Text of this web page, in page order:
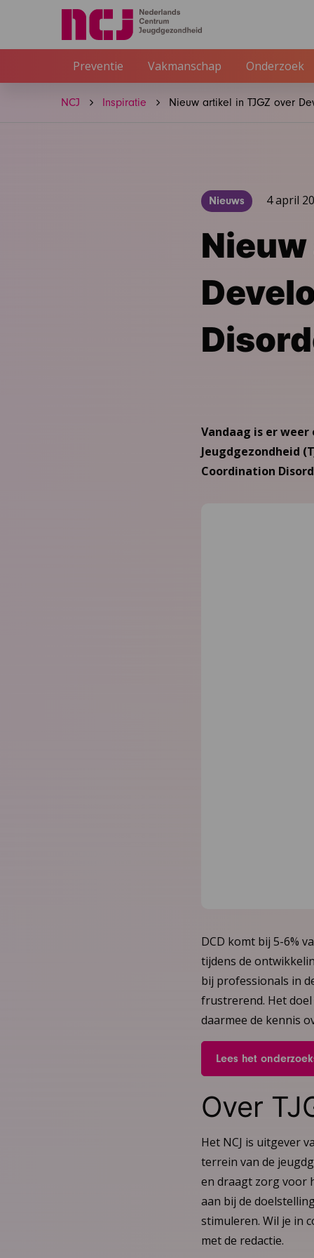
Preventie Vakmanschap Onderzoek
NCJ Inspiratie Nieuw artikel in TJGZ over
Nieuws 4 april
Vandaag is er
Jeugdgezondheid
Coordination
DCD komt bij 5-6%
tijdens de
bij professionals in
frustrerend. Het
daarmee de kennis
Lees het
Over
Het NCJ is uitgever
terrein van de
en draagt zorg voor
aan bij de
stimuleren. Wil je in
met de redactie.